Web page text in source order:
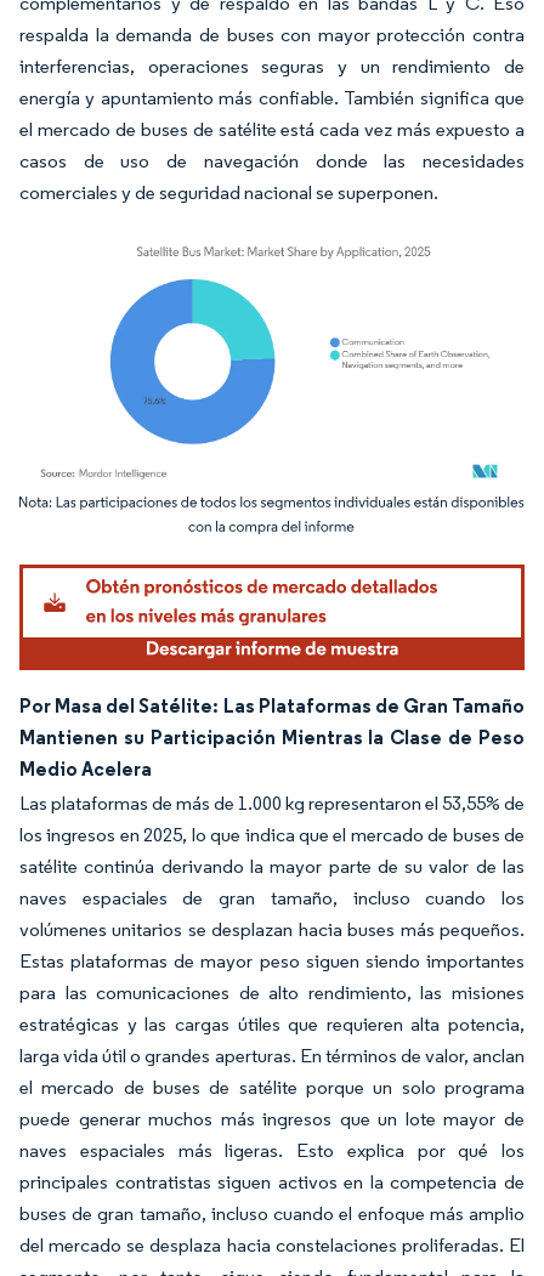
respalda la demanda de buses con mayor protección contra
interferencias, operaciones seguras y un rendimiento de
energía y apuntamiento más confiable. También significa que
el mercado de buses de satélite está cada vez más expuesto a
casos de uso de navegación donde las necesidades
comerciales y de seguridad nacional se superponen.
Imagen © Mordor Intelligence. El uso requiere atribución según CC BY 4.0.
Por Masa del Satélite: Las Plataformas de Gran Tamaño
Mantienen su Participación Mientras la Clase de Peso
Medio Acelera
Las plataformas de más de 1.000 kg representaron el 53,55% de
los ingresos en 2025, lo que indica que el mercado de buses de
satélite continúa derivando la mayor parte de su valor de las
naves espaciales de gran tamaño, incluso cuando los
volúmenes unitarios se desplazan hacia buses más pequeños.
Estas plataformas de mayor peso siguen siendo importantes
para las comunicaciones de alto rendimiento, las misiones
estratégicas y las cargas útiles que requieren alta potencia,
larga vida útil o grandes aperturas. En términos de valor, anclan
el mercado de buses de satélite porque un solo programa
puede generar muchos más ingresos que un lote mayor de
naves espaciales más ligeras. Esto explica por qué los
principales contratistas siguen activos en la competencia de
buses de gran tamaño, incluso cuando el enfoque más amplio
del mercado se desplaza hacia constelaciones proliferadas. El